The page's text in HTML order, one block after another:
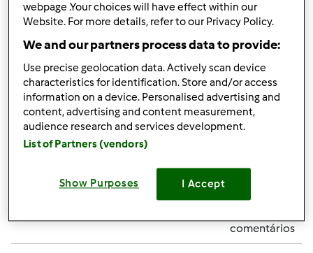
Sou nova no forum acabei de registar-me...apesar de já
ter recebido a minha bimby como prenda de natal
Sou de Santa Marta Corroios e tenho um filho lindo com
19 meses que adora as sopas da bimby
Bjs
Topo
comentários
webpage .Your choices will have effect within our
Website. For more details, refer to our Privacy Policy.
We and our partners process data to provide:
Use precise geolocation data. Actively scan device
characteristics for identification. Store and/or access
information on a device. Personalised advertising and
content, advertising and content measurement,
audience research and services development.
List of Partners (vendors)
Show Purposes I Accept